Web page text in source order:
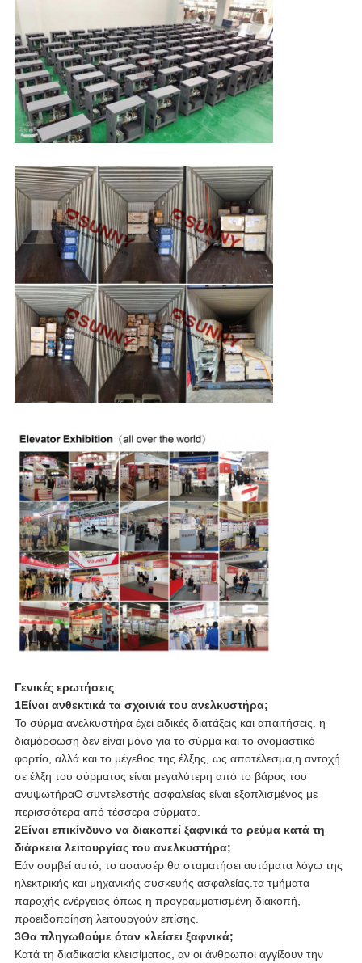
Γενικές ερωτήσεις
1Είναι ανθεκτικά τα σχοινιά του ανελκυστήρα;
Το σύρμα ανελκυστήρα έχει ειδικές διατάξεις και απαιτήσεις. η
διαμόρφωση δεν είναι μόνο για το σύρμα και το ονομαστικό
φορτίο, αλλά και το μέγεθος της έλξης, ως αποτέλεσμα,η αντοχή
σε έλξη του σύρματος είναι μεγαλύτερη από το βάρος του
ανυψωτήραΟ συντελεστής ασφαλείας είναι εξοπλισμένος με
περισσότερα από τέσσερα σύρματα.
2Είναι επικίνδυνο να διακοπεί ξαφνικά το ρεύμα κατά τη
διάρκεια λειτουργίας του ανελκυστήρα;
Εάν συμβεί αυτό, το ασανσέρ θα σταματήσει αυτόματα λόγω της
ηλεκτρικής και μηχανικής συσκευής ασφαλείας.τα τμήματα
παροχής ενέργειας όπως η προγραμματισμένη διακοπή,
προειδοποίηση λειτουργούν επίσης.
3Θα πληγωθούμε όταν κλείσει ξαφνικά;
Κατά τη διαδικασία κλεισίματος, αν οι άνθρωποι αγγίξουν την